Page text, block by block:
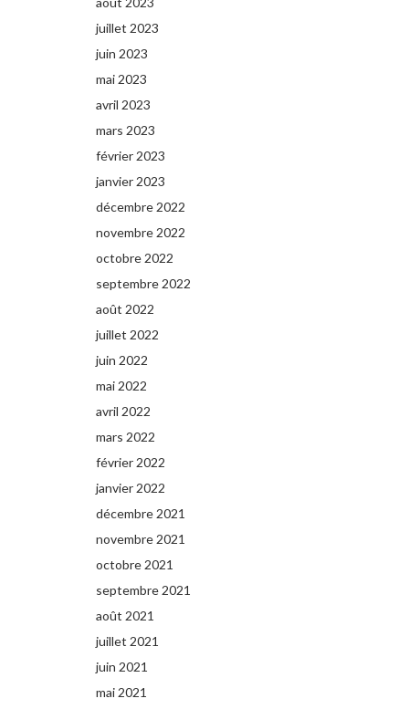
juillet 2023
juin 2023
mai 2023
avril 2023
mars 2023
février 2023
janvier 2023
décembre 2022
novembre 2022
octobre 2022
septembre 2022
août 2022
juillet 2022
juin 2022
mai 2022
avril 2022
mars 2022
février 2022
janvier 2022
décembre 2021
novembre 2021
octobre 2021
septembre 2021
août 2021
juillet 2021
juin 2021
mai 2021